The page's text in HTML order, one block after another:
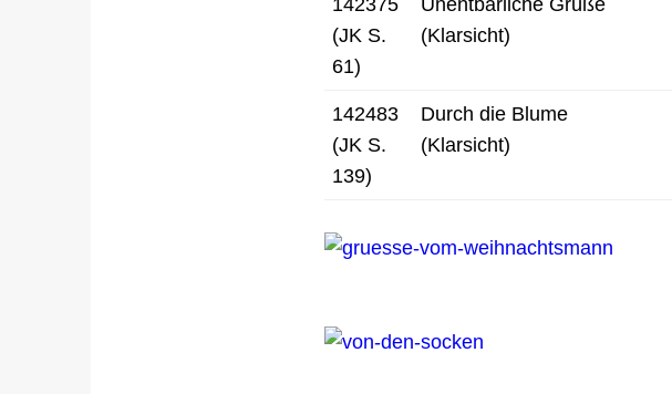
142375
(JK S.
61)
Unentbärliche Grüße
(Klarsicht)
142483
(JK S.
139)
Durch die Blume
(Klarsicht)